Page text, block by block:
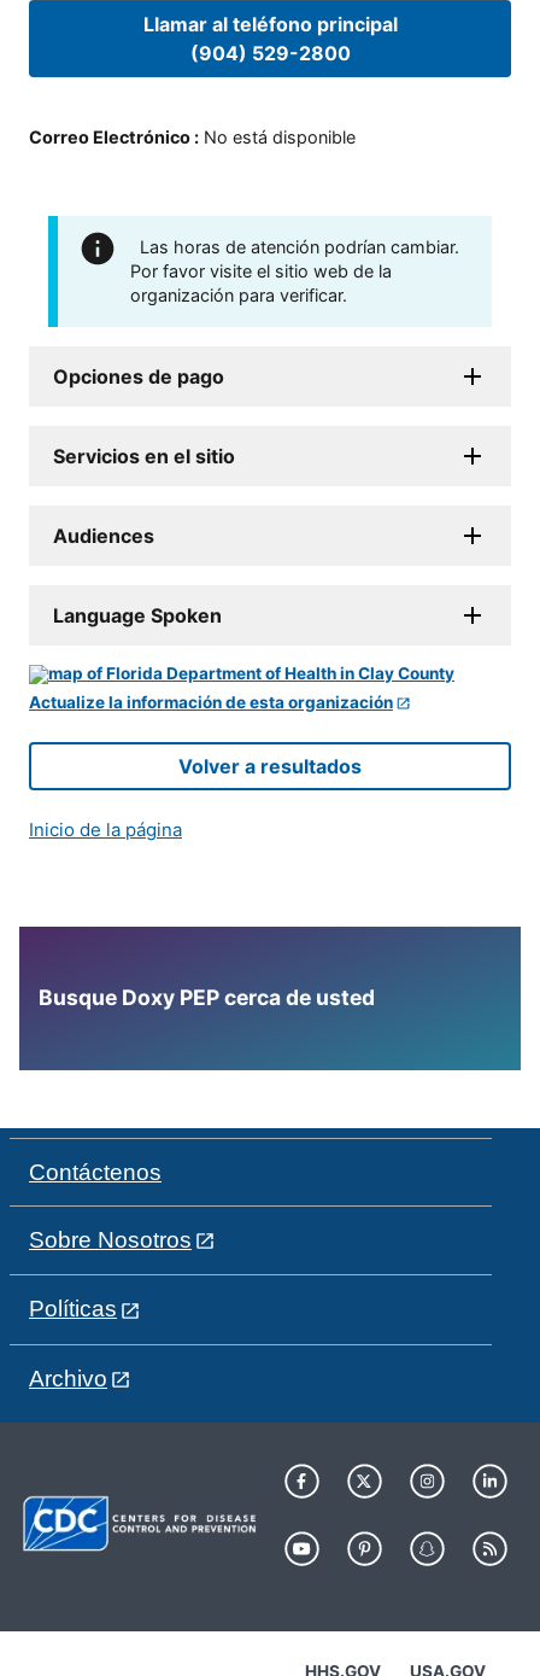
Llamar al teléfono principal
(904) 529-2800
Correo Electrónico : No está disponible
Las horas de atención podrían cambiar.
Por favor visite el sitio web de la
organización para verificar.
Opciones de pago
Servicios en el sitio
Audiences
Language Spoken
Actualize la información de esta organización
Volver a resultados
Inicio de la página
Busque Doxy PEP cerca de usted
Contáctenos
Sobre Nosotros
Políticas
Archivo
HHS.GOV USA.GOV